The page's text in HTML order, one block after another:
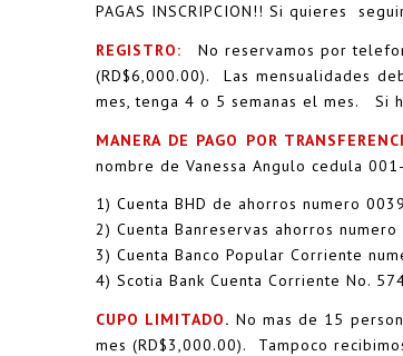
PAGAS INSCRIPCION!! Si quieres
REGISTRO:
No reservamos por
(RD$6,000.00). Las mensualidades
mes, tenga 4 o 5 semanas el mes. Si
MANERA DE PAGO POR
nombre de Vanessa Angulo cedula
1) Cuenta BHD de ahorros numero
2) Cuenta Banreservas ahorros
3) Cuenta Banco Popular Corriente
4) Scotia Bank Cuenta Corriente No.
CUPO LIMITADO. No mas de 15
mes (RD$3,000.00). Tampoco